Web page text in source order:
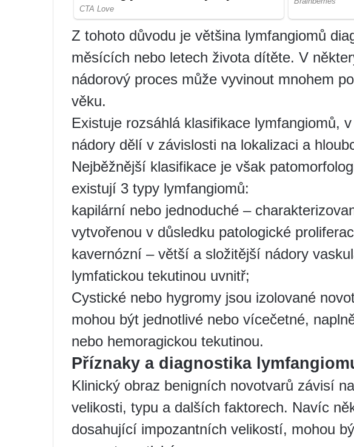
Z tohoto důvodu je většina lymfangiomů
měsících nebo letech života dítěte. V
nádorový proces může vyvinout mnohem
věku.
Existuje rozsáhlá klasifikace lymfangiomů,
nádory dělí v závislosti na lokalizaci a
Nejběžnější klasifikace je však
existují 3 typy lymfangiomů:
kapilární nebo jednoduché –
vytvořenou v důsledku patologické
kavernózní – větší a složitější nádory
lymfatickou tekutinou uvnitř;
Cystické nebo hygromy jsou izolované
mohou být jednotlivé nebo vícečetné,
nebo hemoragickou tekutinou.
Příznaky a diagnostika
Klinický obraz benigních novotvarů závisí
velikosti, typu a dalších faktorech. Navíc
dosahující impozantních velikostí, mohou